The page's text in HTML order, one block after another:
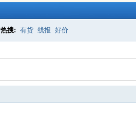
热搜: 有货 线报 好价